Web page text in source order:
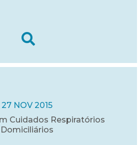
27 NOV 2015
Cuidados Respiratórios
Domiciliários